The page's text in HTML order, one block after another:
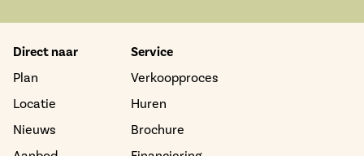
Direct naar
Plan
Locatie
Nieuws
Service
Verkoopproces
Huren
Brochure